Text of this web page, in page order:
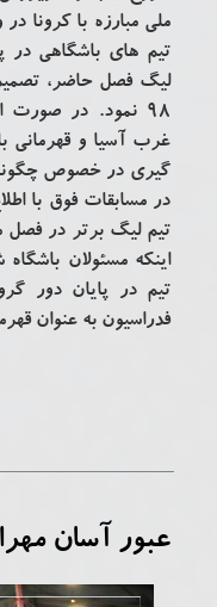
ملی مبارزه با کرونا
تیم های باشگاهی در
98 نمود. در صورت
غرب آسیا و قهرمانی
گیری در خصوص چگونگی
در مسابقات فوق با
اینکه مسئولان
تیم در پایان دور
فدراسیون به عنوان
عبور آسان